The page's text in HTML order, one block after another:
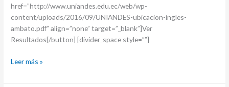
href=”http://www.uniandes.edu.ec/web/wp-
content/uploads/2016/09/UNIANDES-ubicacion-ingles-
ambato.pdf” align=”none” target=”_blank”]Ver
Resultados[/button] [divider_space style=””]
Leer más »